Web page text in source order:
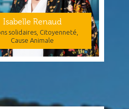
Isabelle Renaud
solidaires, Citoyenneté,
Cause Animale